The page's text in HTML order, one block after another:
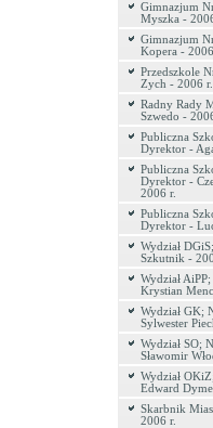
Gimnazjum
Myszka -
Gimnazjum
Kopera -
Przedszkole
Zych - 2006 r.
Radny Rady
Szwedo -
Publiczna
Dyrektor -
Publiczna
Dyrektor -
2006 r.
Publiczna
Dyrektor -
Wydział
Szkutnik -
Wydział
Krystian
Wydział GK;
Sylwester
Wydział SO;
Sławomir
Wydział
Edward
Skarbnik
2006 r.